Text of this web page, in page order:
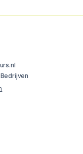
Bedrijven